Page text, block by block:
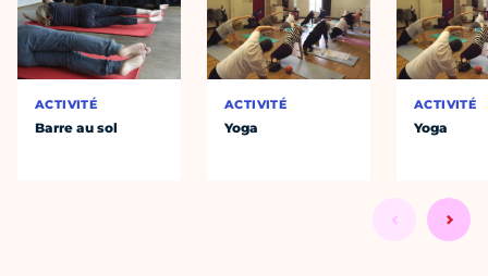
ACTIVITÉ
Barre au sol
ACTIVITÉ
Yoga
ACTIVITÉ
Yoga